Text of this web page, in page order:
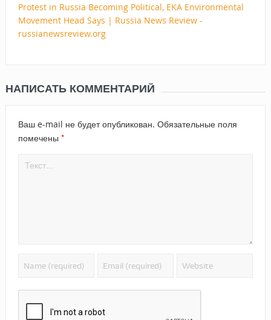
Protest in Russia Becoming Political, EKA Environmental
Movement Head Says | Russia News Review -
russianewsreview.org
НАПИСАТЬ КОММЕНТАРИЙ
Ваш e-mail не будет опубликован. Обязательные поля
помечены *